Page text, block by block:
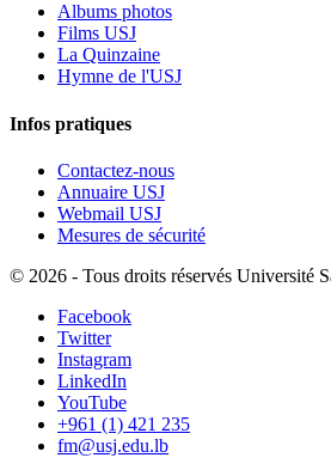
Albums photos
Films USJ
La Quinzaine
Hymne de l'USJ
Infos pratiques
Contactez-nous
Annuaire USJ
Webmail USJ
Mesures de sécurité
© 2026 - Tous droits réservés Université
Facebook
Twitter
Instagram
LinkedIn
YouTube
+961 (1) 421 235
fm@usj.edu.lb